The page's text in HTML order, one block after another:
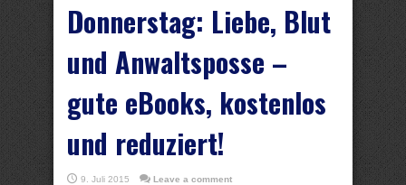
Donnerstag: Liebe, Blut
und Anwaltsposse –
gute eBooks, kostenlos
und reduziert!
9. Juli 2015 Leave a comment